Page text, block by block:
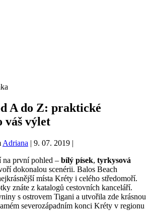
A do Z: praktické
váš výlet
Adriana | 9. 07. 2019 |
na první pohled – bílý písek, tyrkysová
dokonalou scenérii. Balos Beach
místa Kréty i celého středomoří.
znáte z katalogů cestovních kanceláří.
s ostrovem Tigani a utvořila zde krásnou
severozápadním konci Kréty v regionu